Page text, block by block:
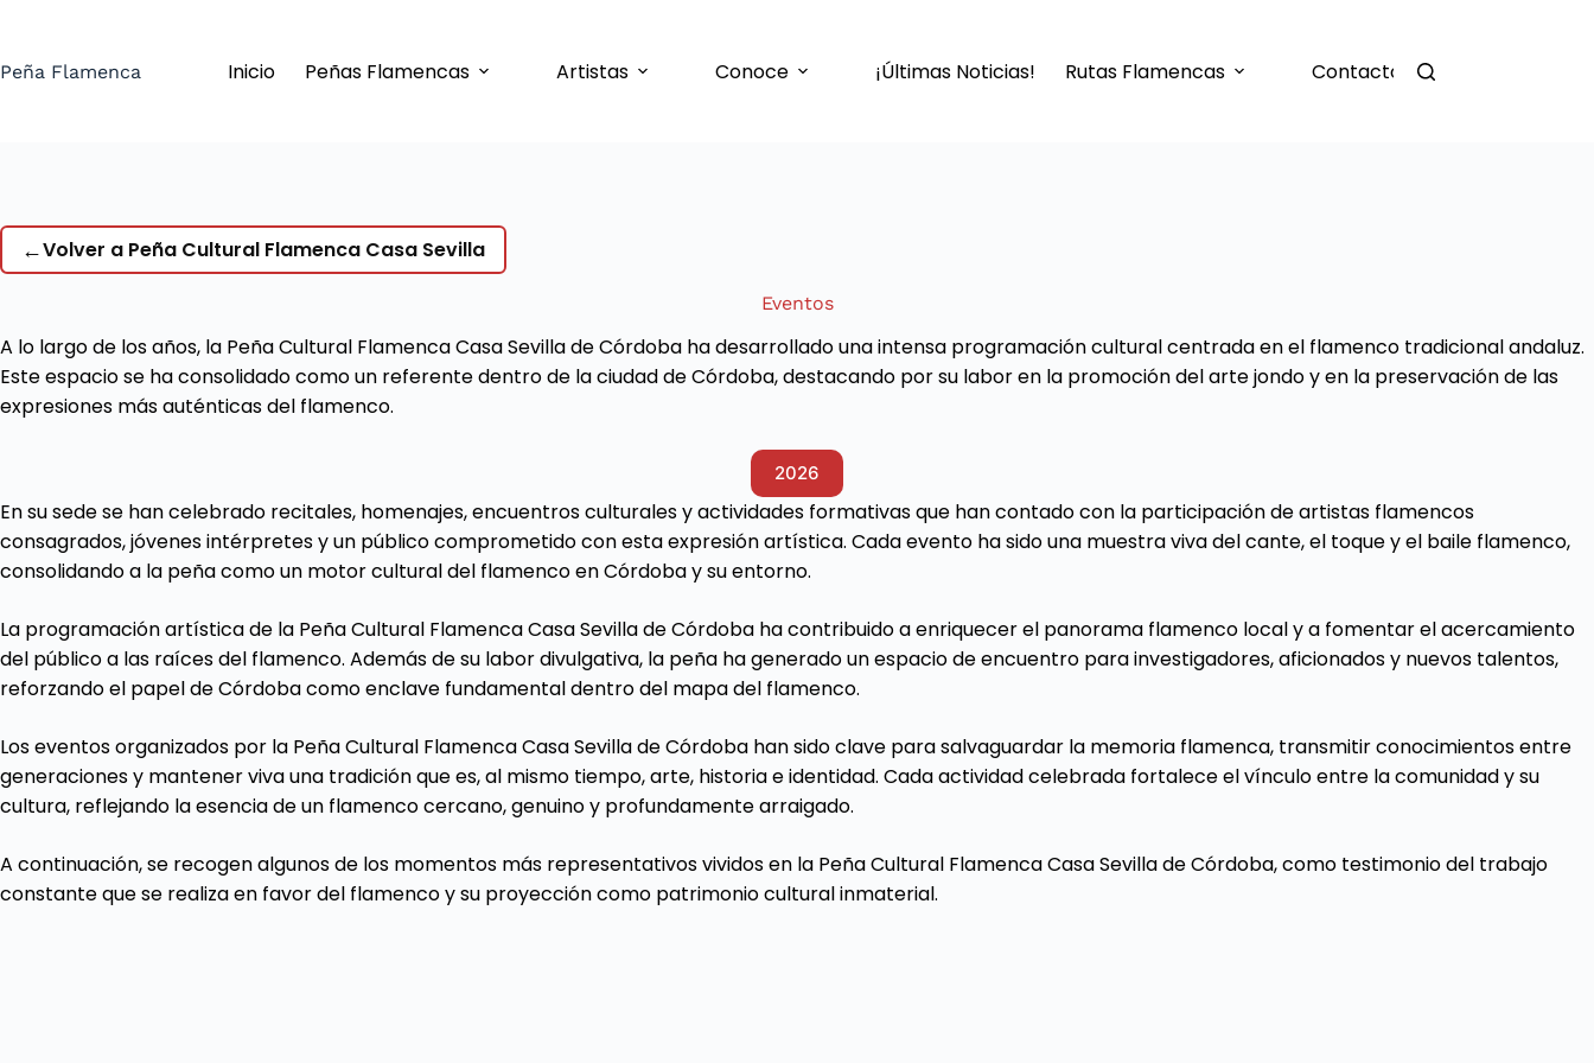
contenido
Peña Flamenca Inicio Peñas Flamencas Artistas Conoce ¡Últimas Noticias! Rutas Flamencas Contacto
←Volver a Peña Cultural Flamenca Casa Sevilla
Eventos
A lo largo de los años, la Peña Cultural Flamenca Casa Sevilla de Córdoba ha desarrollado una intensa programación cultural centrada en el flamenco tradicional andaluz.
Este espacio se ha consolidado como un referente dentro de la ciudad de Córdoba, destacando por su labor en la promoción del arte jondo y en la preservación de las
expresiones más auténticas del flamenco.
2026
En su sede se han celebrado recitales, homenajes, encuentros culturales y actividades formativas que han contado con la participación de artistas flamencos
consagrados, jóvenes intérpretes y un público comprometido con esta expresión artística. Cada evento ha sido una muestra viva del cante, el toque y el baile flamenco,
consolidando a la peña como un motor cultural del flamenco en Córdoba y su entorno.
La programación artística de la Peña Cultural Flamenca Casa Sevilla de Córdoba ha contribuido a enriquecer el panorama flamenco local y a fomentar el acercamiento
del público a las raíces del flamenco. Además de su labor divulgativa, la peña ha generado un espacio de encuentro para investigadores, aficionados y nuevos talentos,
reforzando el papel de Córdoba como enclave fundamental dentro del mapa del flamenco.
Los eventos organizados por la Peña Cultural Flamenca Casa Sevilla de Córdoba han sido clave para salvaguardar la memoria flamenca, transmitir conocimientos entre
generaciones y mantener viva una tradición que es, al mismo tiempo, arte, historia e identidad. Cada actividad celebrada fortalece el vínculo entre la comunidad y su
cultura, reflejando la esencia de un flamenco cercano, genuino y profundamente arraigado.
A continuación, se recogen algunos de los momentos más representativos vividos en la Peña Cultural Flamenca Casa Sevilla de Córdoba, como testimonio del trabajo
constante que se realiza en favor del flamenco y su proyección como patrimonio cultural inmaterial.